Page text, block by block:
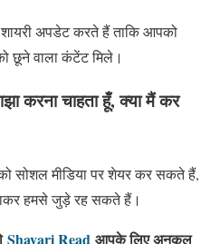
अपडेट करते हैं ताकि आपको
छूने वाला कंटेंट मिले।
करना चाहता हूँ, क्या मैं कर
सोशल मीडिया पर शेयर कर सकते हैं,
हमसे जुड़े रह सकते हैं।
Shayari Read आपके लिए अनुकूल